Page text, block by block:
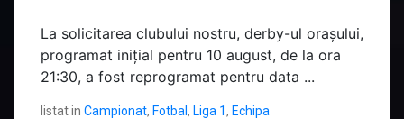
La solicitarea clubului nostru, derby-ul orașului,
programat inițial pentru 10 august, de la ora
21:30, a fost reprogramat pentru data ...
listat in Campionat, Fotbal, Liga 1, Echipa